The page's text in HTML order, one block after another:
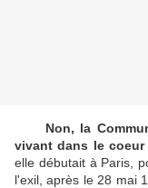
Non, la
vivant dans le
elle débutait à Paris,
l'exil, après le 28 mai